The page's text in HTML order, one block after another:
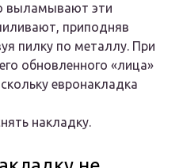
выламывают эти
приподняв
пилку по металлу. При
обновленного «лица»
евронакладка
накладку.